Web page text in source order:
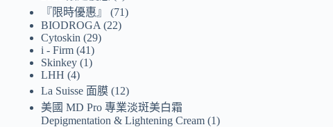
『限時優惠』
71
BIODROGA
22
Cytoskin
29
i - Firm 41
Skinkey 1
LHH 4
La Suisse 面膜 12
美國 MD Pro 專業淡斑美白霜
Depigmentation & Lightening Cream 1